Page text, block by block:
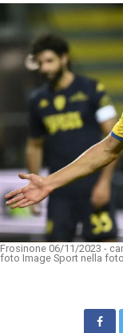
Frosinone 06/11/2023 -
foto Image Sport nella